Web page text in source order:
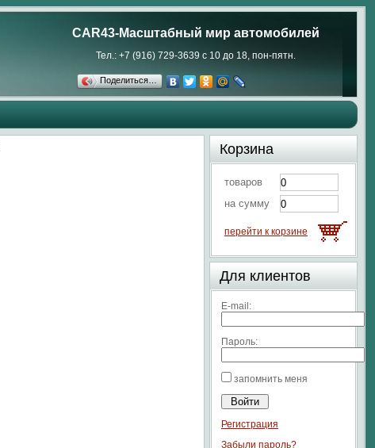
CAR43-Масштабный мир автомобилей
Тел.: +7 (916) 729-3639 с 10 до 18, пон-пятн.
Поделиться…
Корзина
товаров
на сумму
перейти к корзине
Для клиентов
E-mail:
Пароль:
запомнить меня
Регистрация
Забыли пароль?